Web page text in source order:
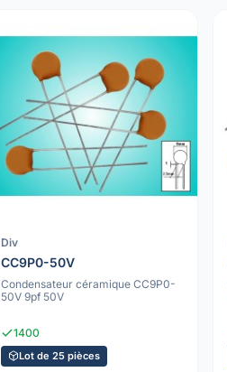
Div
CC9P0-50V
Condensateur céramique CC9P0-
50V 9pf 50V
1400
Lot de 25 pièces